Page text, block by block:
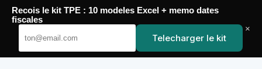
contenu
YoupiJobs
Recois le kit TPE : 10 modeles Excel + memo dates
fiscales
Telecharger le kit
×